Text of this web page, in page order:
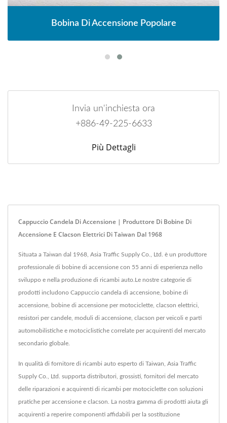
Bobina Di Accensione Popolare
Invia un'inchiesta ora
+886-49-225-6633
Più Dettagli
Cappuccio Candela Di Accensione | Produttore Di Bobine Di
Accensione E Clacson Elettrici Di Taiwan Dal 1968
Situata a Taiwan dal 1968, Asia Traffic Supply Co., Ltd. è un produttore
professionale di bobine di accensione con 55 anni di esperienza nello
sviluppo e nella produzione di ricambi auto.Le nostre categorie di
prodotti includono Cappuccio candela di accensione, bobine di
accensione, bobine di accensione per motociclette, clacson elettrici,
resistori per candele, moduli di accensione, clacson per veicoli e parti
automobilistiche e motociclistiche correlate per acquirenti del mercato
secondario globale.
In qualità di fornitore di ricambi auto esperto di Taiwan, Asia Traffic
Supply Co., Ltd. supporta distributori, grossisti, fornitori del mercato
delle riparazioni e acquirenti di ricambi per motociclette con soluzioni
pratiche per accensione e clacson. La nostra gamma di prodotti aiuta gli
acquirenti a reperire componenti affidabili per la sostituzione